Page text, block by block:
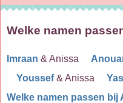
Welke namen
Imraan & Anissa
Youssef& Anissa
Welke namen passen bij